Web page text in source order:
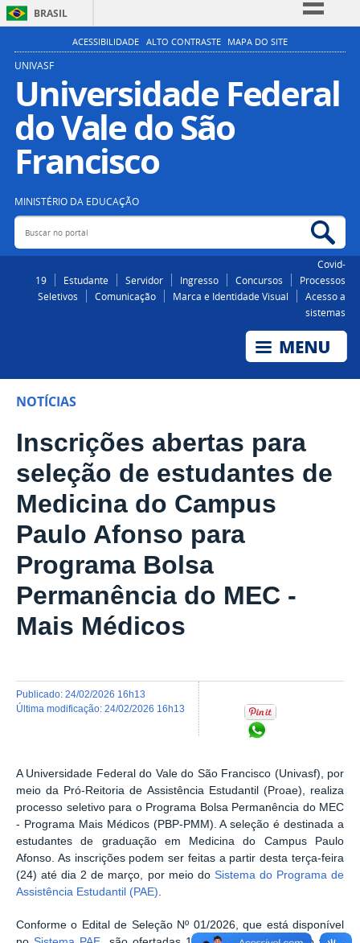
BRASIL
Simplifique!
Participe
Acesso à informação
Legislação
ACESSIBILIDADE ALTO CONTRASTE MAPA DO SITE
UNIVASF
Universidade Federal
do Vale do São
Francisco
MINISTÉRIO DA EDUCAÇÃO
Buscar no portal
Covid-
19
Estudante Servidor Ingresso Concursos
Processos
Seletivos
Comunicação Marca e Identidade Visual
Acesso a
sistemas
NOTÍCIAS
Inscrições abertas para
seleção de estudantes de
Medicina do Campus
Paulo Afonso para
Programa Bolsa
Permanência do MEC -
Mais Médicos
publicado: 24/02/2026 16h13
última modificação: 24/02/2026 16h13
A Universidade Federal do Vale do São Francisco (Univasf), por
meio da Pró-Reitoria de Assistência Estudantil (Proae), realiza
processo seletivo para o Programa Bolsa Permanência do MEC
- Programa Mais Médicos (PBP-PMM). A seleção é destinada a
estudantes de graduação em Medicina do Campus Paulo
Afonso. As inscrições podem ser feitas a partir desta terça-feira
(24) até dia 2 de março, por meio do Sistema do Programa de
Assistência Estudantil (PAE)
Conforme o Edital de Seleção Nº 01/2026, que está disponível